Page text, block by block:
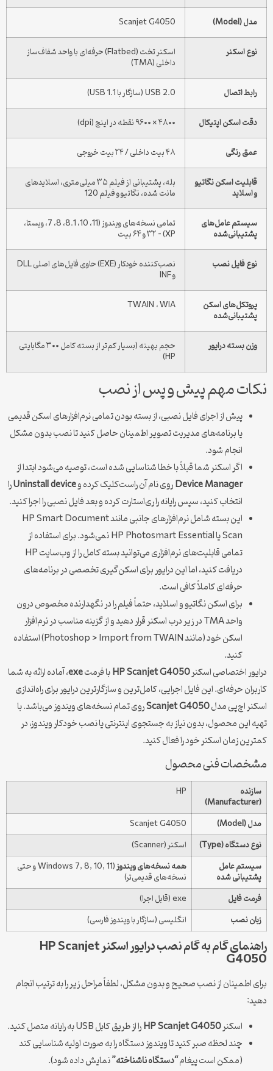
مدل (Model) Scanjet G4050
نوع اسکنر
اسکنر تخت (Flatbed) حرفه‌ای با واحد شفاف‌ساز
داخلی (TMA)
رابط اتصال USB 2.0 (سازگار با USB 1.1)
دقت اسکن اپتیکال ۴۸۰۰ × ۹۶۰۰ نقطه در اینچ (dpi)
عمق رنگی ۴۸ بیت داخلی / ۲۴ بیت خروجی
قابلیت اسکن نگاتیو
و اسلاید
بله، پشتیبانی از فیلم ۳۵ میلی‌متری، اسلایدهای
مانت شده، نگاتیو و فیلم 120
سیستم عامل‌های
پشتیبانی‌شده
تمامی نسخه‌های ویندوز (11، 10، 8.1، 8، 7، ویستا،
XP) – ۳۲ و ۶۴ بیت
نوع فایل نصب
نصب‌کننده خودکار (EXE) حاوی فایل‌های اصلی DLL
و INF
پروتکل‌های اسکن
پشتیبانی‌شده
TWAIN ، WIA
وزن بسته درایور
حجم بهینه (بسیار کم‌تر از بسته کامل ۳۰۰ مگابایتی
HP)
نکات مهم پیش و پس از نصب
پیش از اجرای فایل نصبی، از بسته بودن تمامی نرم‌افزارهای اسکن قدیمی
یا برنامه‌های مدیریت تصویر اطمینان حاصل کنید تا نصب بدون مشکل
انجام شود.
اگر اسکنر شما قبلاً با خطا شناسایی شده است، توصیه می‌شود ابتدا از
Device Managerروی نام آن راست‌کلیک کرده وUninstall deviceرا
انتخاب کنید، سپس رایانه را ری‌استارت کرده و بعد فایل نصبی را اجرا کنید.
این بسته شامل نرم‌افزارهای جانبی مانند HP Smart Document
Scan یا HP Photosmart Essential نمی‌شود. برای استفاده از
تمامی قابلیت‌های نرم‌افزاری می‌توانید بسته کامل را از وب‌سایت HP
دریافت کنید، اما این درایور برای اسکن‌گیری تخصصی در برنامه‌های
حرفه‌ای کاملاً کافی است.
برای اسکن نگاتیو و اسلاید، حتماً فیلم را در نگهدارنده مخصوص درون
واحد TMA در زیر درب اسکنر قرار دهید و از گزینه مناسب در نرم‌افزار
اسکن خود (مانند Photoshop > Import from TWAIN) استفاده
کنید.
درایور اختصاصی اسکنرHP Scanjet G4050با فرمتexe، آماده ارائه به شما
کاربران حرفه‌ای. این فایل اجرایی، کامل‌ترین و سازگارترین درایور برای راه‌اندازی
اسکنر اچ‌پی مدلScanjet G4050روی تمام نسخه‌های ویندوز می‌باشد. با
تهیه این محصول، بدون نیاز به جستجوی اینترنتی یا نصب خودکار ویندوز، در
کمترین زمان اسکنر خود را فعال کنید.
مشخصات فنی محصول
سازنده
(Manufacturer)
HP
مدل (Model)
Scanjet G4050
نوع دستگاه (Type)
اسکنر (Scanner)
سیستم عامل
پشتیبانی شده
همه نسخه‌های ویندوز
(Windows 7, 8, 10, 11 و حتی
نسخه‌های قدیمی‌تر)
فرمت فایل
exe (قابل اجرا)
زبان نصب
انگلیسی (سازگار با ویندوز فارسی)
راهنمای گام به گام نصب درایور اسکنر HP Scanjet
G4050
برای اطمینان از نصب صحیح و بدون مشکل، لطفاً مراحل زیر را به ترتیب انجام
دهید:
اسکنرHP Scanjet G4050را از طریق کابل USB به رایانه متصل کنید.
چند لحظه صبر کنید تا ویندوز دستگاه را به صورت اولیه شناسایی کند
(ممکن است پیغام“دستگاه ناشناخته”نمایش داده شود).